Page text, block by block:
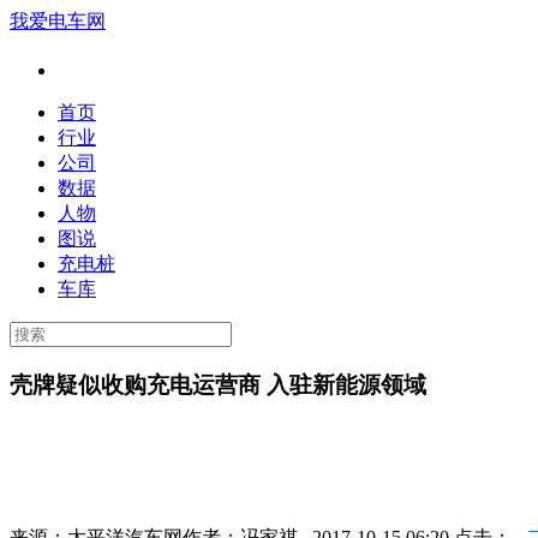
我爱电车网
首页
行业
公司
数据
人物
图说
充电桩
车库
壳牌疑似收购充电运营商 入驻新能源领域